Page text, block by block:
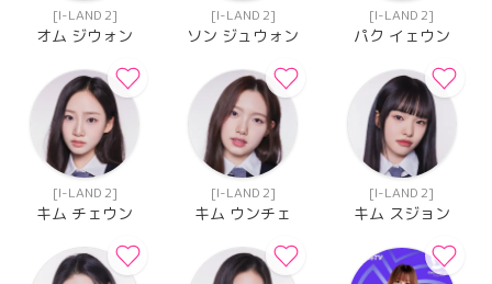
[I-LAND 2]
オム ジウォン
[I-LAND 2]
ソン ジュウォン
[I-LAND 2]
パク イェウン
[I-LAND 2]
キム チェウン
[I-LAND 2]
キム ウンチェ
[I-LAND 2]
キム スジョン